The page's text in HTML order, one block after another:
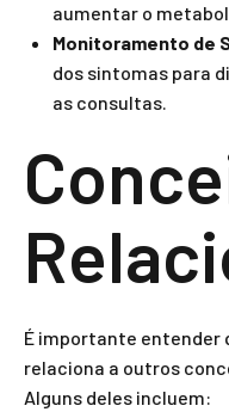
aumentar o
Monitoramento de
dos sintomas para
as consultas.
É importante entender
relaciona a outros
Alguns deles incluem: